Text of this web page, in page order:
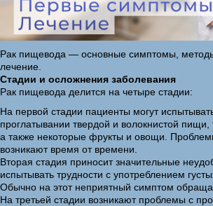
Рак пищевода — основные симптомы, методы
лечение.
Стадии и осложнения заболевания
Рак пищевода делится на четыре стадии:
На первой стадии пациенты могут
проглатывании твердой и волокнистой пищи,
а также некоторые фрукты и овощи.
возникают время от времени.
Вторая стадия приносит значительные
испытывать трудности с употреблением
Обычно на этот неприятный симптом
На третьей стадии возникают проблемы с